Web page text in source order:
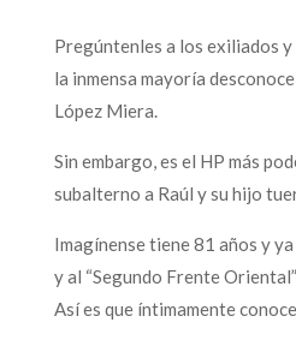
Pregúntenles a los exiliados
la inmensa mayoría
López Miera.
Sin embargo, es el HP más
subalterno a Raúl y su hijo
Imagínense tiene 81 años y
y al “Segundo Frente
Así es que íntimamente